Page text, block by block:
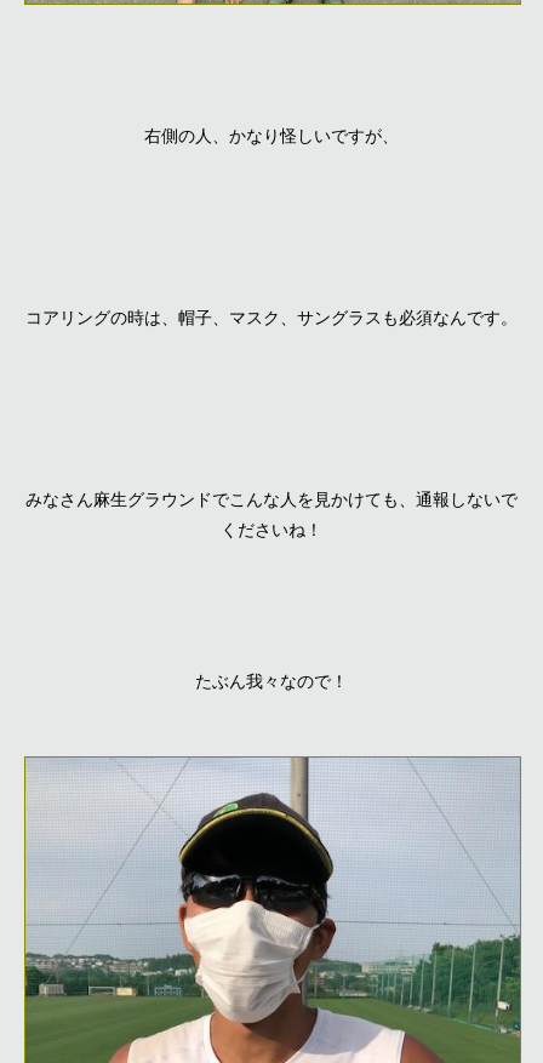
右側の人、かなり怪しいですが、
コアリングの時は、帽子、マスク、サングラスも必須なんです。
みなさん麻生グラウンドでこんな人を見かけても、通報しないで
くださいね！
たぶん我々なので！